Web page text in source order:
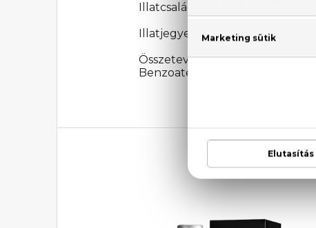
Illatcsalád: Virágos-gyümölcsös
Illatjegyek: feketeribizli, licsi,
Összetevők: Alcohol Denat.,
Benzoate, Butylphenyl, Benzyl